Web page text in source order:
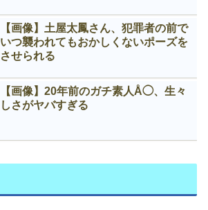
【画像】土屋太鳳さん、犯罪者の前で
いつ襲われてもおかしくないポーズを
させられる
【画像】20年前のガチ素人Å◯、生々
しさがヤバすぎる